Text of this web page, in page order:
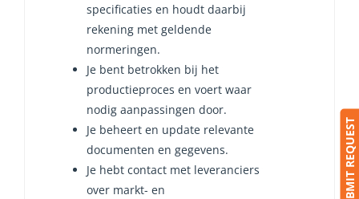
specificaties en houdt daarbij
rekening met geldende
normeringen.
Je bent betrokken bij het
productieproces en voert waar
nodig aanpassingen door.
Je beheert en update relevante
documenten en gegevens.
Je hebt contact met leveranciers
over markt- en
SUBMIT REQUEST